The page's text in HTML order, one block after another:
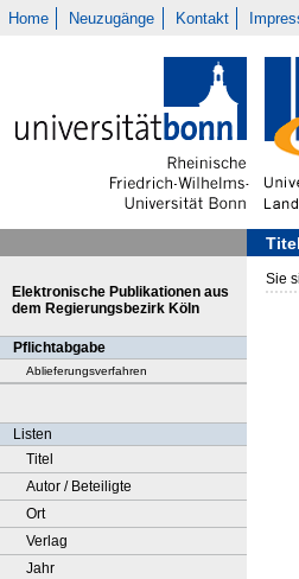
Home Neuzugänge Kontakt
Titel
Elektronische Publikationen aus
dem Regierungsbezirk Köln
Pflichtabgabe
Ablieferungsverfahren
Listen
Titel
Autor / Beteiligte
Ort
Verlag
Jahr
Sie